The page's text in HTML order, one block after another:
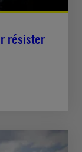
résister